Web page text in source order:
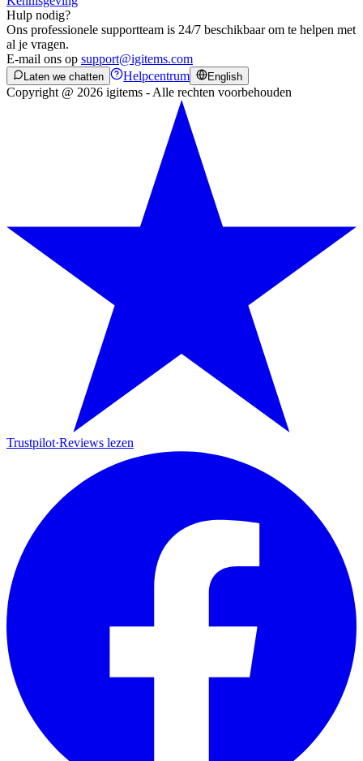
Hulp nodig?
Ons professionele supportteam is 24/7 beschikbaar om te helpen met
al je vragen.
E-mail ons op support@igitems.com
Laten we chatten Helpcentrum English
Copyright @ 2026 igitems - Alle rechten voorbehouden
Trustpilot·Reviews lezen